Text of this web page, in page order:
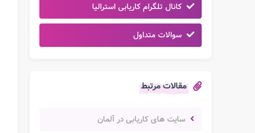
کانال تلگرام کاریابی استرالیا
سوالات متداول
مقالات مرتبط
سایت های کاریابی در آلمان